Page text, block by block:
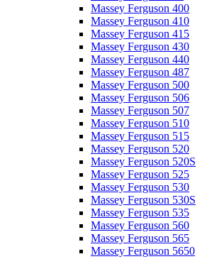
Massey Ferguson 400
Massey Ferguson 410
Massey Ferguson 415
Massey Ferguson 430
Massey Ferguson 440
Massey Ferguson 487
Massey Ferguson 500
Massey Ferguson 506
Massey Ferguson 507
Massey Ferguson 510
Massey Ferguson 515
Massey Ferguson 520
Massey Ferguson 520S
Massey Ferguson 525
Massey Ferguson 530
Massey Ferguson 530S
Massey Ferguson 535
Massey Ferguson 560
Massey Ferguson 565
Massey Ferguson 5650